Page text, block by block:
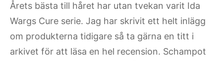
Årets bästa till håret har utan tvekan varit Ida
Wargs Cure serie. Jag har skrivit ett helt inlägg
om produkterna tidigare så ta gärna en titt i
arkivet för att läsa en hel recension. Schampot